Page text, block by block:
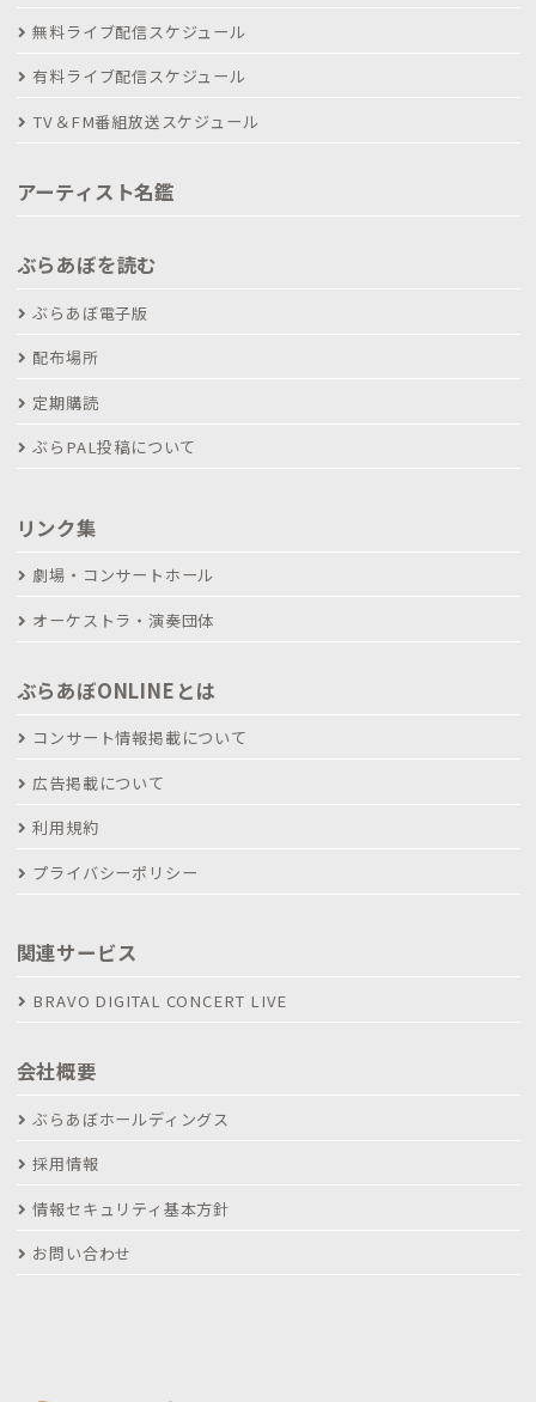
無料ライブ配信スケジュール
有料ライブ配信スケジュール
TV＆FM番組放送スケジュール
アーティスト名鑑
ぶらあぼを読む
ぶらあぼ電子版
配布場所
定期購読
ぶらPAL投稿について
リンク集
劇場・コンサートホール
オーケストラ・演奏団体
ぶらあぼONLINEとは
コンサート情報掲載について
広告掲載について
利用規約
プライバシーポリシー
関連サービス
BRAVO DIGITAL CONCERT LIVE
会社概要
ぶらあぼホールディングス
採用情報
情報セキュリティ基本方針
お問い合わせ